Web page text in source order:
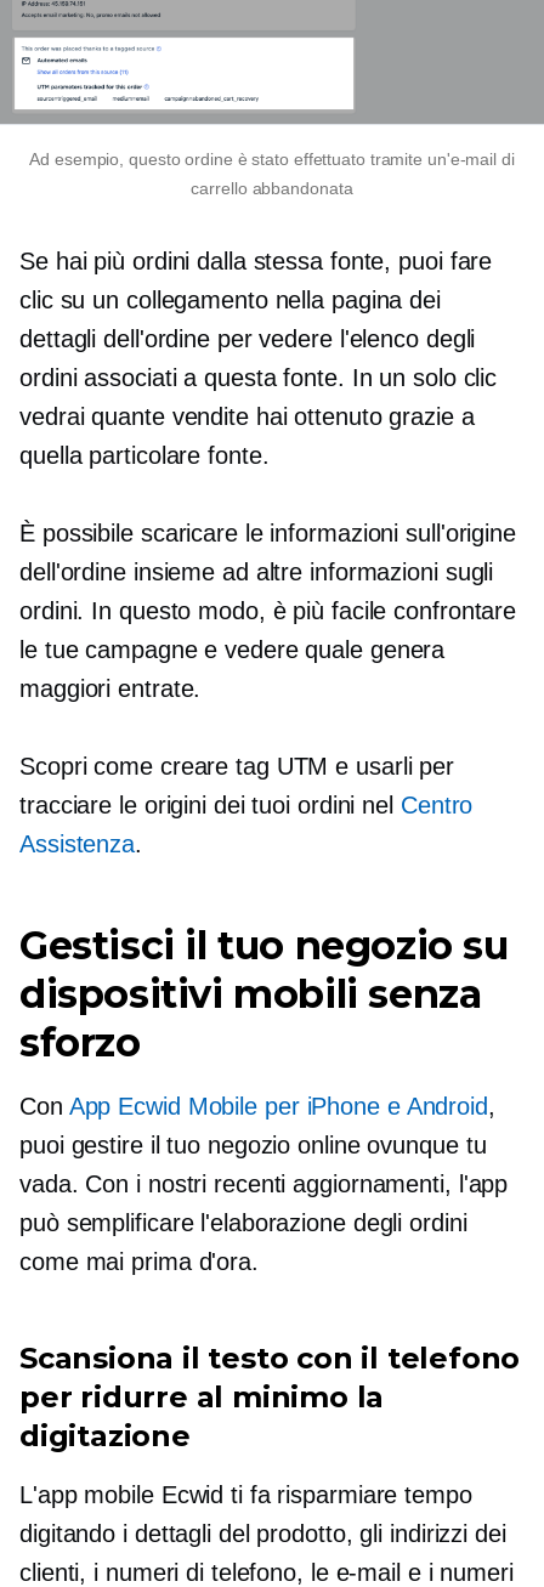
Ad esempio, questo ordine è stato effettuato tramite un'e-mail di
carrello abbandonata
Se hai più ordini dalla stessa fonte, puoi fare
clic su un collegamento nella pagina dei
dettagli dell'ordine per vedere l'elenco degli
ordini associati a questa fonte. In un solo clic
vedrai quante vendite hai ottenuto grazie a
quella particolare fonte.
È possibile scaricare le informazioni sull'origine
dell'ordine insieme ad altre informazioni sugli
ordini. In questo modo, è più facile confrontare
le tue campagne e vedere quale genera
maggiori entrate.
Scopri come creare tag UTM e usarli per
tracciare le origini dei tuoi ordini nel Centro
Assistenza.
Gestisci il tuo negozio su
dispositivi mobili senza
sforzo
Con App Ecwid Mobile per iPhone e Android,
puoi gestire il tuo negozio online ovunque tu
vada. Con i nostri recenti aggiornamenti, l'app
può semplificare l'elaborazione degli ordini
come mai prima d'ora.
Scansiona il testo con il telefono
per ridurre al minimo la
digitazione
L'app mobile Ecwid ti fa risparmiare tempo
digitando i dettagli del prodotto, gli indirizzi dei
clienti, i numeri di telefono, le e-mail e i numeri